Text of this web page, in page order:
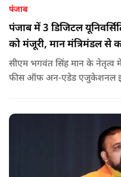
पंजाब
पंजाब में 3 डिजिटल
को मंजूरी, मान मंत्रिमंडल से
सीएम भगवंत सिंह मान के नेतृत्व
फीस ऑफ अन-एडेड एजुकेशनल
अन्य प्रस्तावों को भी मंजूरी दी गई है.